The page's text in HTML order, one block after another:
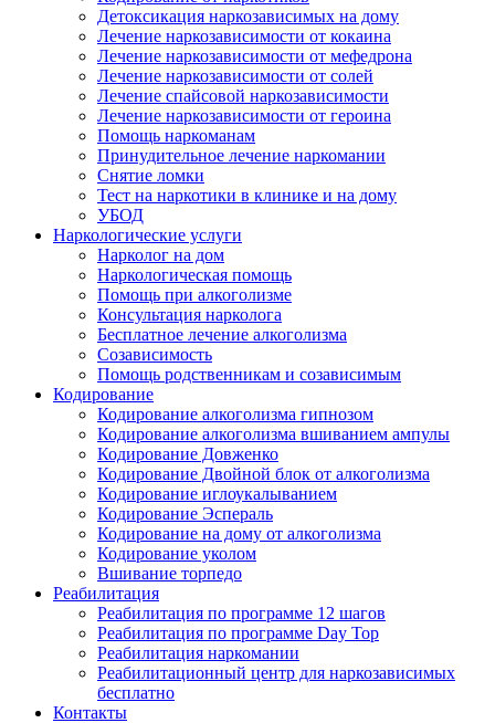
Детоксикация наркозависимых на дому
Лечение наркозависимости от кокаина
Лечение наркозависимости от мефедрона
Лечение наркозависимости от солей
Лечение спайсовой наркозависимости
Лечение наркозависимости от героина
Помощь наркоманам
Принудительное лечение наркомании
Снятие ломки
Тест на наркотики в клинике и на дому
УБОД
Наркологические услуги
Нарколог на дом
Наркологическая помощь
Помощь при алкоголизме
Консультация нарколога
Бесплатное лечение алкоголизма
Созависимость
Помощь родственникам и созависимым
Кодирование
Кодирование алкоголизма гипнозом
Кодирование алкоголизма вшиванием ампулы
Кодирование Довженко
Кодирование Двойной блок от алкоголизма
Кодирование иглоукалыванием
Кодирование Эспераль
Кодирование на дому от алкоголизма
Кодирование уколом
Вшивание торпедо
Реабилитация
Реабилитация по программе 12 шагов
Реабилитация по программе Day Top
Реабилитация наркомании
Реабилитационный центр для наркозависимых
бесплатно
Контакты